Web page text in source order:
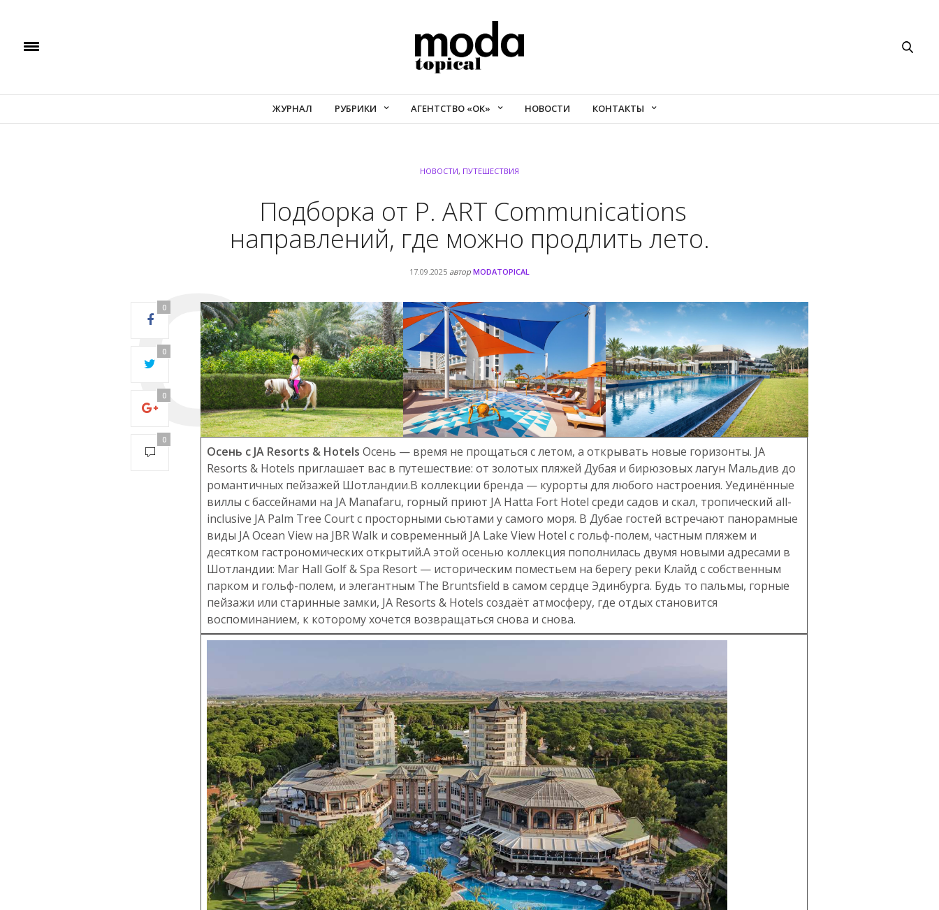
ЖУРНАЛ РУБРИКИ АГЕНТСТВО «ОК» НОВОСТИ КОНТАКТЫ
НОВОСТИ, ПУТЕШЕСТВИЯ
Подборка от P. ART Communications
направлений, где можно продлить лето.
17.09.2025 автор MODATOPICAL
0
0
0
0
Осень с JA Resorts & Hotels Осень — время не прощаться с летом, а открывать новые горизонты. JA
Resorts & Hotels приглашает вас в путешествие: от золотых пляжей Дубая и бирюзовых лагун Мальдив до
романтичных пейзажей Шотландии.В коллекции бренда — курорты для любого настроения. Уединённые
виллы с бассейнами на JA Manafaru, горный приют JA Hatta Fort Hotel среди садов и скал, тропический all-
inclusive JA Palm Tree Court с просторными сьютами у самого моря. В Дубае гостей встречают панорамные
виды JA Ocean View на JBR Walk и современный JA Lake View Hotel с гольф-полем, частным пляжем и
десятком гастрономических открытий.А этой осенью коллекция пополнилась двумя новыми адресами в
Шотландии: Mar Hall Golf & Spa Resort — историческим поместьем на берегу реки Клайд с собственным
парком и гольф-полем, и элегантным The Bruntsfield в самом сердце Эдинбурга. Будь то пальмы, горные
пейзажи или старинные замки, JA Resorts & Hotels создаёт атмосферу, где отдых становится
воспоминанием, к которому хочется возвращаться снова и снова.